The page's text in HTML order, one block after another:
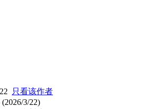
只看该作者
3/22)